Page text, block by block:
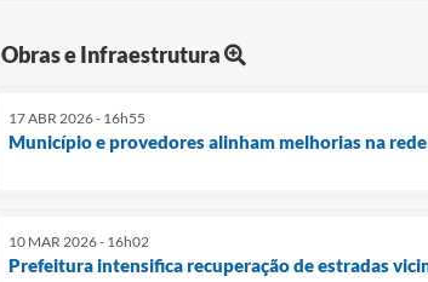
Obras e Infraestrutura
17 ABR 2026 - 16h55
Município e provedores alinham melhorias na
10 MAR 2026 - 16h02
Prefeitura intensifica recuperação de estradas